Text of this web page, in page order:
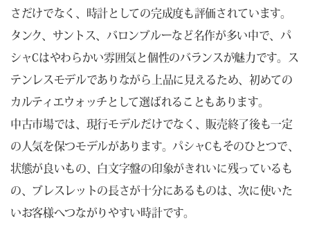
さだけでなく、時計としての完成度も評価されています。
タンク、サントス、バロンブルーなど名作が多い中で、パ
シャCはやわらかい雰囲気と個性のバランスが魅力です。ス
テンレスモデルでありながら上品に見えるため、初めての
カルティエウォッチとして選ばれることもあります。
中古市場では、現行モデルだけでなく、販売終了後も一定
の人気を保つモデルがあります。パシャCもそのひとつで、
状態が良いもの、白文字盤の印象がきれいに残っているも
の、ブレスレットの長さが十分にあるものは、次に使いた
いお客様へつながりやすい時計です。